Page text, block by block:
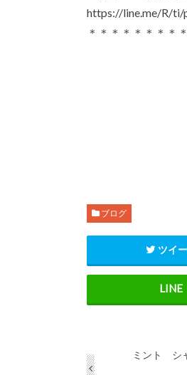
https://line.me/R/ti/
＊＊＊＊＊＊＊＊
ブログ
ツイ
ミント シ